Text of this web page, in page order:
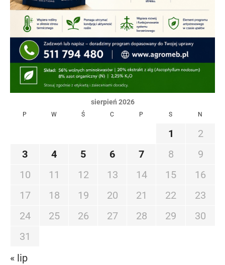
sierpień 2026
P W Ś C P S N
1
2
3
4 5 6 7 8
9
10
11 12 13 14 15
16
17
18 19 20 21 22
23
24
25 26 27 28 29
30
31
« lip